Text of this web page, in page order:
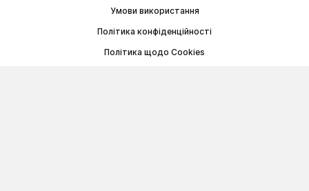
Умови використання
Політика конфіденційності
Політика щодо Cookies